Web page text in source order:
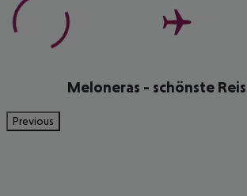
Meloneras - schönste
Previous